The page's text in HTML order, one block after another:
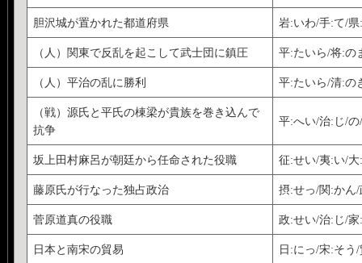
胆沢城が置かれた都道府県 岩:いわ/手:て/県
（人）関東で反乱を起こして武士団に鎮圧 平:たいら/将:の
（人）平治の乱に勝利 平:たいら/清:の
（戦）源氏と平氏の棟梁が貴族を巻き込んで
抗争
平:へい/治:じ/
坂上田村麻呂が朝廷から任命された役職 征:せい/夷:い/
藤原氏が行なった独占政治 摂:せっ/関:かん
菅原道真の役職 政:せい/治:じ/家
日本と南宋の貿易 日:にっ/宋:そう